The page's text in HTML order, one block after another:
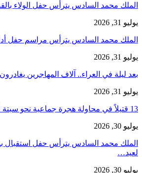
الملك محمد السادس يترأس حفل الولاء
يوليو 31, 2026
الملك محمد السادس يترأس مراسم حفل
يوليو 31, 2026
بعد ليلة في العراء.. آلاف المهاجرين
يوليو 31, 2026
13 قتيلاً في محاولة هجرة جماعية نحو سبتة المحتلة
يوليو 30, 2026
لعيد…
يوليو 30, 2026